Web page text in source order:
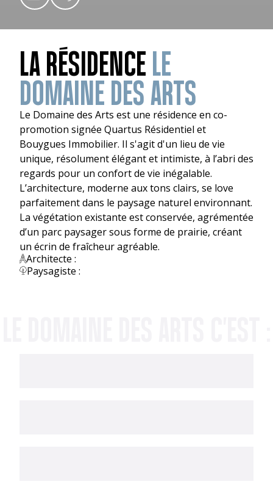
LA RÉSIDENCE LE
DOMAINE DES ARTS
Le Domaine des Arts est une résidence en co-
promotion signée Quartus Résidentiel et
Bouygues Immobilier. Il s'agit d'un lieu de vie
unique, résolument élégant et intimiste, à l’abri des
regards pour un confort de vie inégalable.
L’architecture, moderne aux tons clairs, se love
parfaitement dans le paysage naturel environnant.
La végétation existante est conservée, agrémentée
d’un parc paysager sous forme de prairie, créant
un écrin de fraîcheur agréable.
Architecte :
Paysagiste :